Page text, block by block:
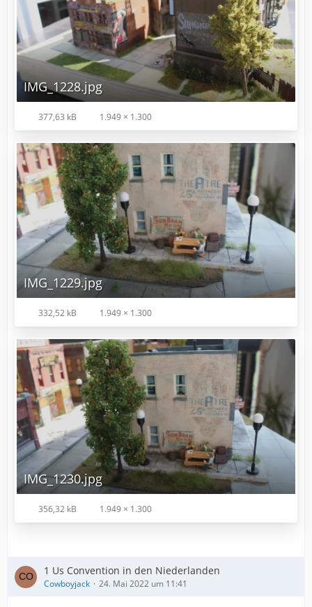
IMG_1228.jpg
377,63 kB 1.949 × 1.300
IMG_1229.jpg
332,52 kB 1.949 × 1.300
IMG_1230.jpg
356,32 kB 1.949 × 1.300
1 Us Convention in den Niederlanden
Cowboyjack 24. Mai 2022 um 11:41